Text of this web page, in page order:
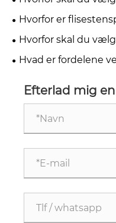
lodret keramisk
Hvorfor er
afgørende for
Hvorfor skal du
fliseudstillingsstativ
Hvad er fordelene
Efterlad mig